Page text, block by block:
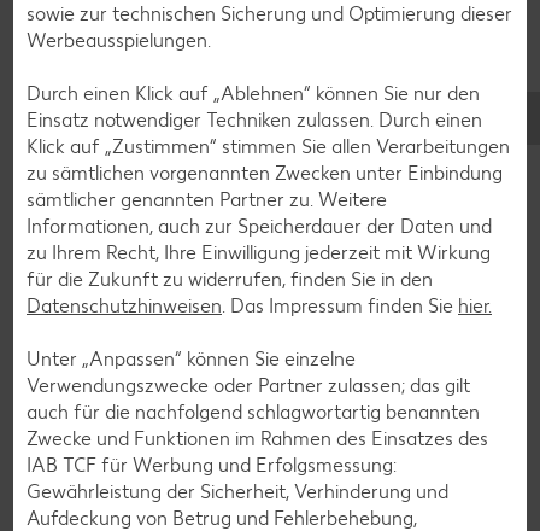
Alexa coacht
Eltern, Studenten, Flexitarier, Berufstätige – in unserer
Videoreihe „Alexa coacht” berät
Ernährungswissenschaftlerin Dr. Alexa Iwan ihre Gäste zu
unterschiedlichen Ernährungstypen und gibt Tipps und
Tricks für eine bewusste Ernährung.
Jetzt entdecken
sowie zur technischen Sicherung und Optimierung dieser
Werbeausspielungen.
Durch einen Klick auf „Ablehnen“ können Sie nur den
Einsatz notwendiger Techniken zulassen. Durch einen
Klick auf „Zustimmen“ stimmen Sie allen Verarbeitungen
zu sämtlichen vorgenannten Zwecken unter Einbindung
sämtlicher genannten Partner zu. Weitere
Informationen, auch zur Speicherdauer der Daten und
zu Ihrem Recht, Ihre Einwilligung jederzeit mit Wirkung
für die Zukunft zu widerrufen, finden Sie in den
Datenschutzhinweisen . Das Impressum finden Sie hier.
Unter „Anpassen“ können Sie einzelne
Verwendungszwecke oder Partner zulassen; das gilt
auch für die nachfolgend schlagwortartig benannten
Zwecke und Funktionen im Rahmen des Einsatzes des
IAB TCF für Werbung und Erfolgsmessung:
Gewährleistung der Sicherheit, Verhinderung und
Aufdeckung von Betrug und Fehlerbehebung,